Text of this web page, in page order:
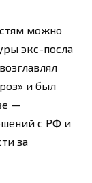
можно
экс-посла
и был
—
с РФ и
за